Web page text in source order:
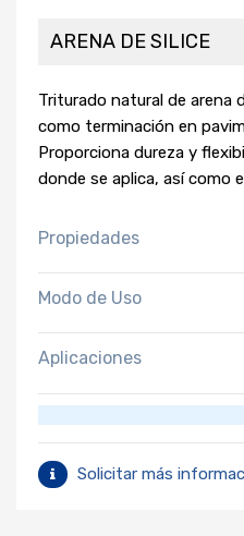
ARENA DE SILICE
Triturado natural de arena
como terminación en
Proporciona dureza y
donde se aplica, así como
Propiedades
Modo de Uso
Aplicaciones
Solicitar más